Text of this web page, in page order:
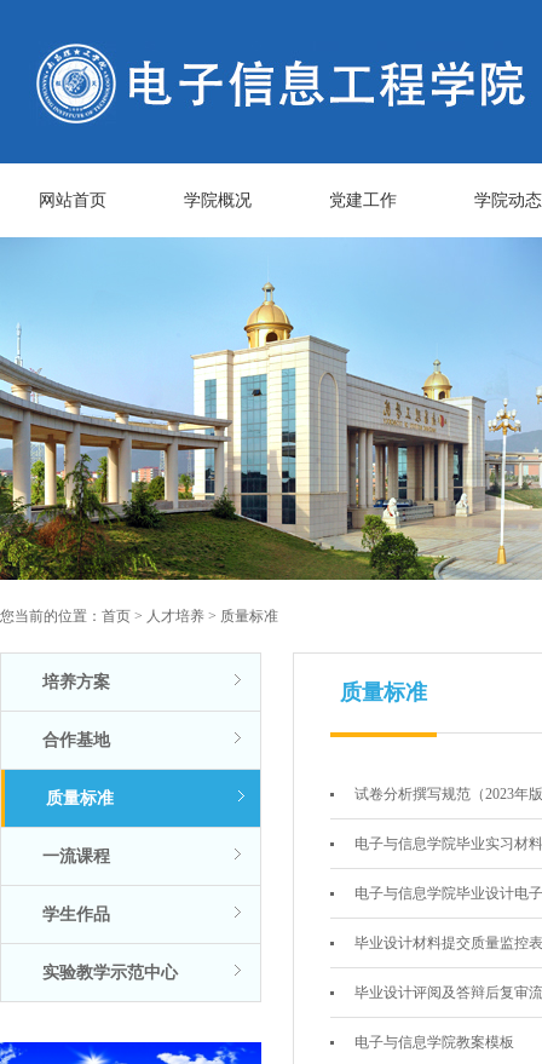
网站首页 学院概况 党建工作 学院动态
您当前的位置： 首页 > 人才培养 > 质量标准
培养方案
合作基地
质量标准
一流课程
学生作品
实验教学示范中心
质量标准
试卷分析撰写规范（2023年
电子与信息学院毕业实习材
电子与信息学院毕业设计电
毕业设计材料提交质量监控表
毕业设计评阅及答辩后复审
电子与信息学院教案模板